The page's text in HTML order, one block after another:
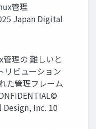
管理
Japan Digital
理の 難しいと
リビューション
た管理フレーム
Inc. 10